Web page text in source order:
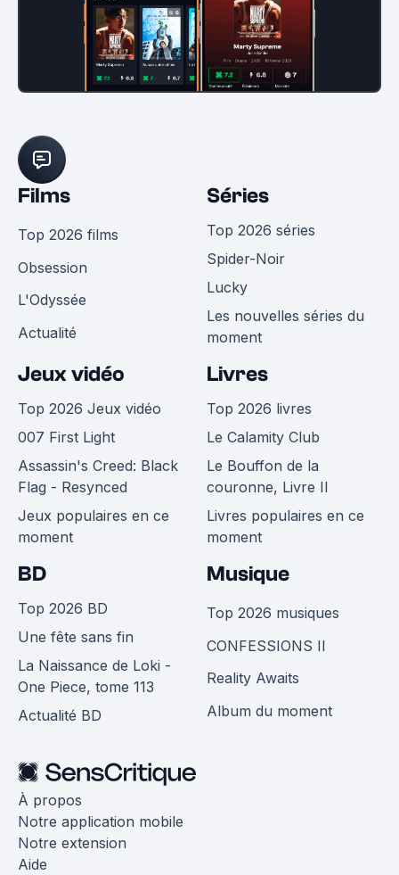
Films
Top 2026 films
Obsession
L'Odyssée
Actualité
Séries
Top 2026 séries
Spider-Noir
Lucky
Les nouvelles séries du
moment
Jeux vidéo
Top 2026 Jeux vidéo
007 First Light
Assassin's Creed: Black
Flag - Resynced
Jeux populaires en ce
moment
Livres
Top 2026 livres
Le Calamity Club
Le Bouffon de la
couronne, Livre II
Livres populaires en ce
moment
BD
Top 2026 BD
Une fête sans fin
La Naissance de Loki -
One Piece, tome 113
Actualité BD
Musique
Top 2026 musiques
CONFESSIONS II
Reality Awaits
Album du moment
À propos
Notre application mobile
Notre extension
Aide